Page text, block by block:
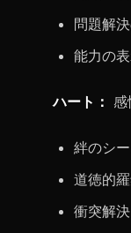
問題解
能力の
ハート： 感
絆のシ
道徳的
衝突解決